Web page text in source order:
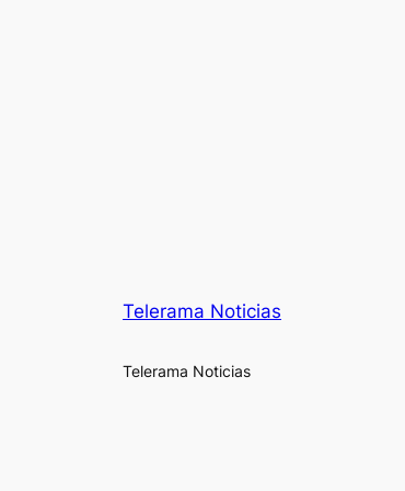
Telerama Noticias
Telerama Noticias